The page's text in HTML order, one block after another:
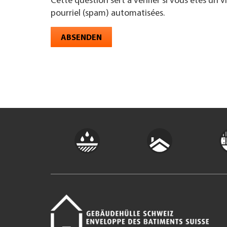
pourriel (spam) automatisées.
ABSENDEN